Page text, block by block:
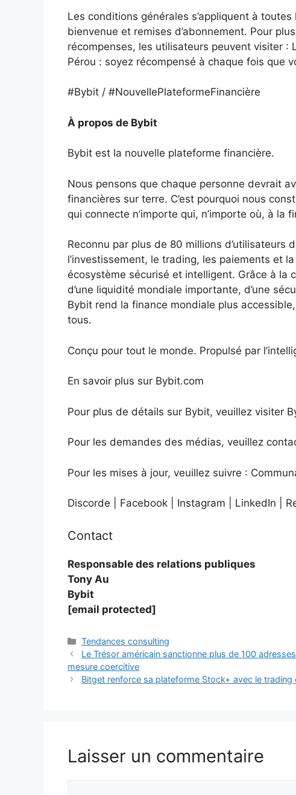
Les conditions générales s’appliquent à
bienvenue et remises d’abonnement. Pour
récompenses, les utilisateurs peuvent visiter
Pérou : soyez récompensé à chaque fois que
#Bybit / #NouvellePlateformeFinancière
À propos de Bybit
Bybit est la nouvelle plateforme financière.
Nous pensons que chaque personne devrait
financières sur terre. C’est pourquoi nous
qui connecte n’importe qui, n’importe où, à la
Reconnu par plus de 80 millions d’utilisateurs
l’investissement, le trading, les paiements et
écosystème sécurisé et intelligent. Grâce à la
d’une liquidité mondiale importante, d’une
Bybit rend la finance mondiale plus
tous.
Conçu pour tout le monde. Propulsé par
En savoir plus sur Bybit.com
Pour plus de détails sur Bybit, veuillez visiter
Pour les demandes des médias, veuillez
Pour les mises à jour, veuillez suivre :
Discorde | Facebook | Instagram | LinkedIn |
Contact
Responsable des relations publiques
Tony Au
Bybit
[email protected]
Catégories
Tendances consulting
Le Trésor américain sanctionne plus de 100
mesure coercitive
Bitget renforce sa plateforme Stock+ avec le
Laisser un commentaire